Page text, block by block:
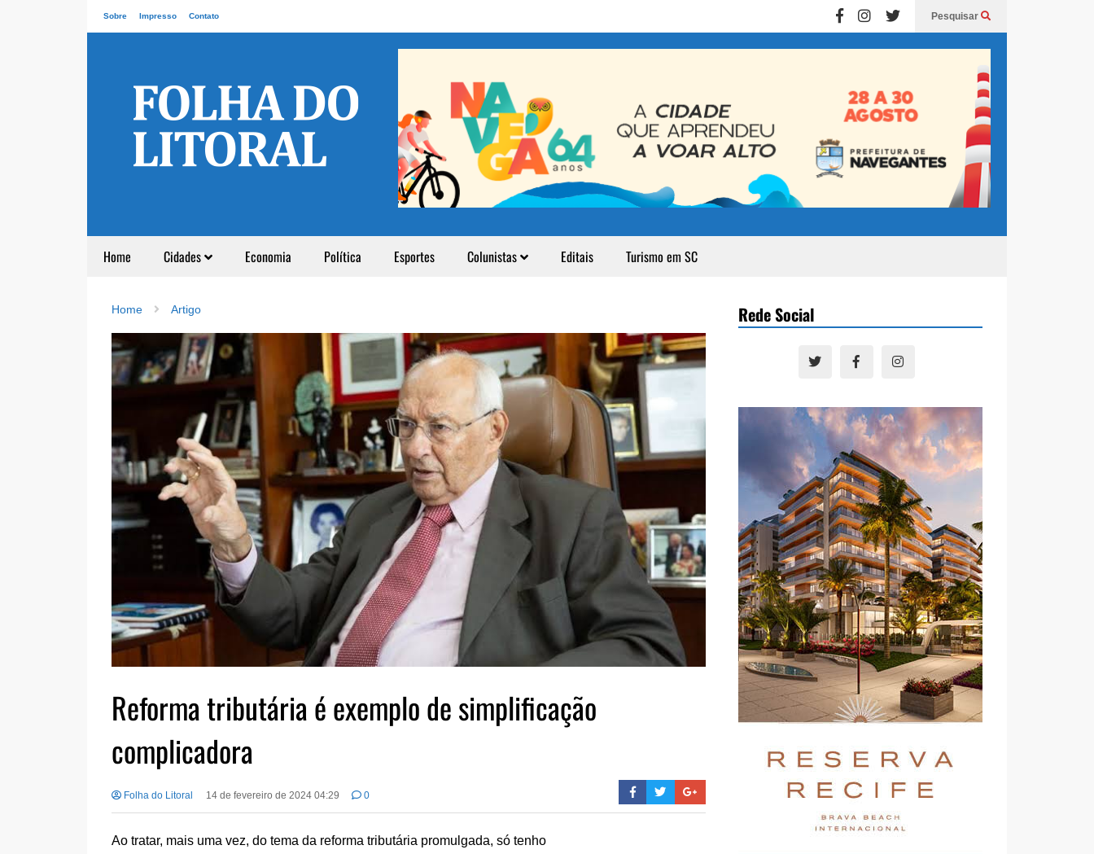
Sobre Impresso Contato Pesquisar
Home Cidades Economia Política Esportes Colunistas Editais Turismo em SC
Home Artigo
Reforma tributária é exemplo de simplificação
complicadora
Folha do Litoral 14 de fevereiro de 2024 04:29 0
Ao tratar, mais uma vez, do tema da reforma tributária promulgada, só tenho
Rede Social